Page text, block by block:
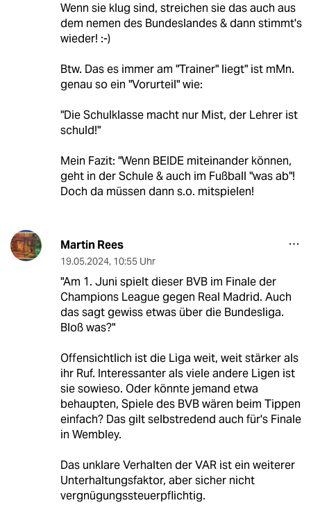
Wenn sie klug sind, streichen sie das auch aus
dem nemen des Bundeslandes & dann stimmt's
wieder! :-)
Btw. Das es immer am "Trainer" liegt" ist mMn.
genau so ein "Vorurteil" wie:
"Die Schulklasse macht nur Mist, der Lehrer ist
schuld!"
Mein Fazit: "Wenn BEIDE miteinander können,
geht in der Schule & auch im Fußball "was ab"!
Doch da müssen dann s.o. mitspielen!
Martin Rees
19.05.2024, 10:55 Uhr
"Am 1. Juni spielt dieser BVB im Finale der
Champions League gegen Real Madrid. Auch
das sagt gewiss etwas über die Bundesliga.
Bloß was?"
Offensichtlich ist die Liga weit, weit stärker als
ihr Ruf. Interessanter als viele andere Ligen ist
sie sowieso. Oder könnte jemand etwa
behaupten, Spiele des BVB wären beim Tippen
einfach? Das gilt selbstredend auch für's Finale
in Wembley.
Das unklare Verhalten der VAR ist ein weiterer
Unterhaltungsfaktor, aber sicher nicht
vergnügungssteuerpflichtig.